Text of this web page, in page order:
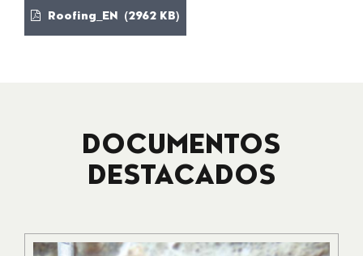
Roofing_EN (2962 KB)
DOCUMENTOS
DESTACADOS